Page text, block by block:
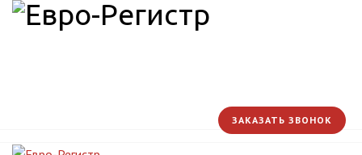
ЗАКАЗАТЬ ЗВОНОК